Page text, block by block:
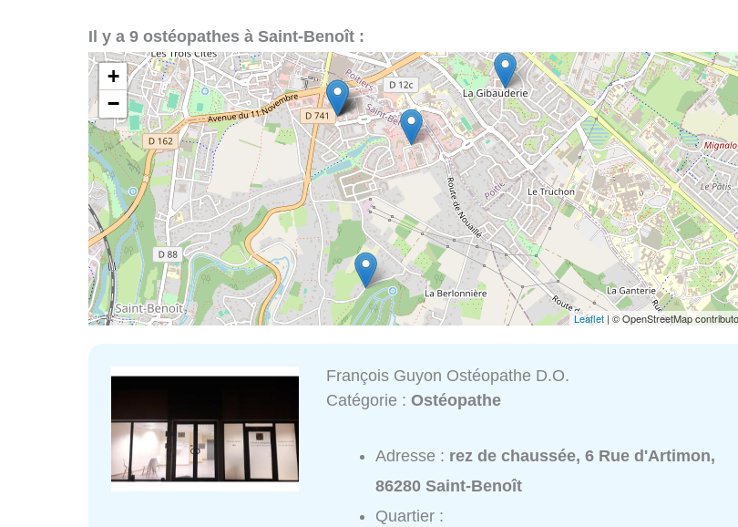
Il y a 9 ostéopathes à Saint-Benoît :
+
−
Leaflet | © OpenStreetMap
François Guyon Ostéopathe D.O.
Catégorie :Ostéopathe
Adresse : rez de chaussée, 6 Rue d'Artimon,
86280 Saint-Benoît
Quartier :